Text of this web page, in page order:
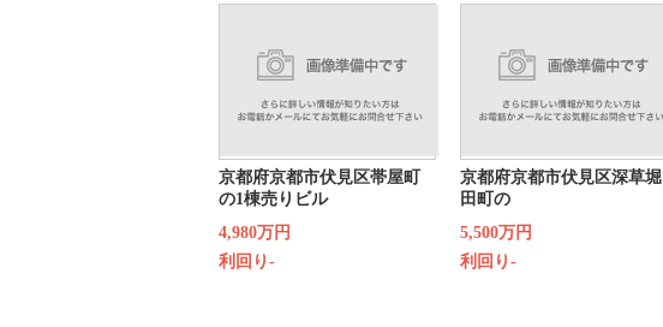
京都府京都市伏見区帯屋町
の1棟売りビル
4,980万円
利回り-
京都府京都市伏見区深草堀
田町の
5,500万円
利回り-